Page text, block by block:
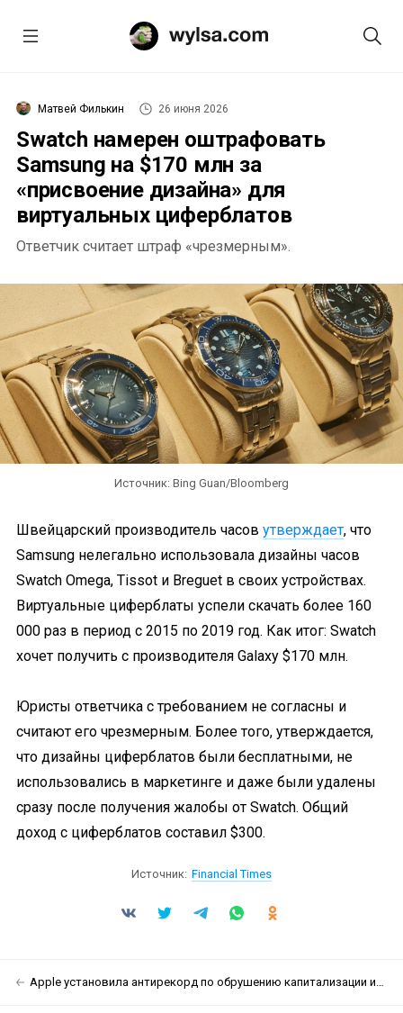
Матвей Филькин 26 июня 2026
Swatch намерен оштрафовать
Samsung на $170 млн за
«присвоение дизайна» для
виртуальных циферблатов
Ответчик считает штраф «чрезмерным».
Источник: Bing Guan/Bloomberg
Швейцарский производитель часов утверждает, что
Samsung нелегально использовала дизайны часов
Swatch Omega, Tissot и Breguet в своих устройствах.
Виртуальные циферблаты успели скачать более 160
000 раз в период с 2015 по 2019 год. Как итог: Swatch
хочет получить с производителя Galaxy $170 млн.
Юристы ответчика с требованием не согласны и
считают его чрезмерным. Более того, утверждается,
что дизайны циферблатов были бесплатными, не
использовались в маркетинге и даже были удалены
сразу после получения жалобы от Swatch. Общий
доход с циферблатов составил $300.
Источник: Financial Times
Apple установила антирекорд по обрушению капитализации из-за новостей о повышении цен